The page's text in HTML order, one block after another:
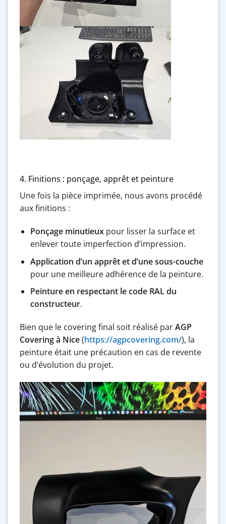
4. Finitions : ponçage, apprêt et peinture
Une fois la pièce imprimée, nous avons procédé
aux finitions :
Ponçage minutieuxpour lisser la surface et
enlever toute imperfection d’impression.
Application d’un apprêt et d’une sous-couche
pour une meilleure adhérence de la peinture.
Peinture en respectant le code RAL du
constructeur.
Bien que le covering final soit réalisé parAGP
Covering à Nice(https://agpcovering.com/), la
peinture était une précaution en cas de revente
ou d’évolution du projet.